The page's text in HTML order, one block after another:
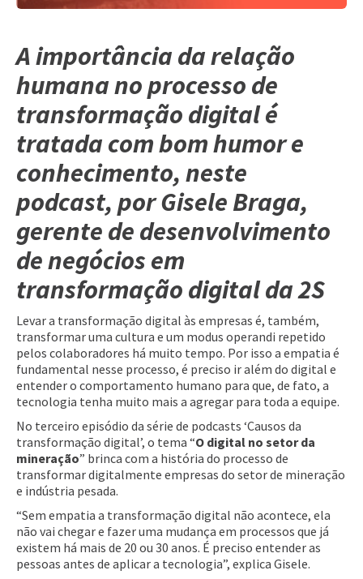
A importância da relação
humana no processo de
transformação digital é
tratada com bom humor e
conhecimento, neste
podcast, por Gisele Braga,
gerente de desenvolvimento
de negócios em
transformação digital da 2S
Levar a transformação digital às empresas é, também,
transformar uma cultura e um modus operandi repetido
pelos colaboradores há muito tempo. Por isso a empatia é
fundamental nesse processo, é preciso ir além do digital e
entender o comportamento humano para que, de fato, a
tecnologia tenha muito mais a agregar para toda a equipe.
No terceiro episódio da série de podcasts ‘Causos da
transformação digital’, o tema “O digital no setor da
mineração” brinca com a história do processo de
transformar digitalmente empresas do setor de mineração
e indústria pesada.
“Sem empatia a transformação digital não acontece, ela
não vai chegar e fazer uma mudança em processos que já
existem há mais de 20 ou 30 anos. É preciso entender as
pessoas antes de aplicar a tecnologia”, explica Gisele.